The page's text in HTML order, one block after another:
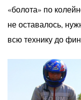
«болота» по
не оставалось,
всю технику до